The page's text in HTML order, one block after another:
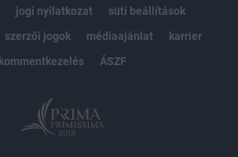
jogi nyilatkozat
süti beállítások
szerzői jogok médiaajánlat
karrier
kommentkezelés
ÁSZF